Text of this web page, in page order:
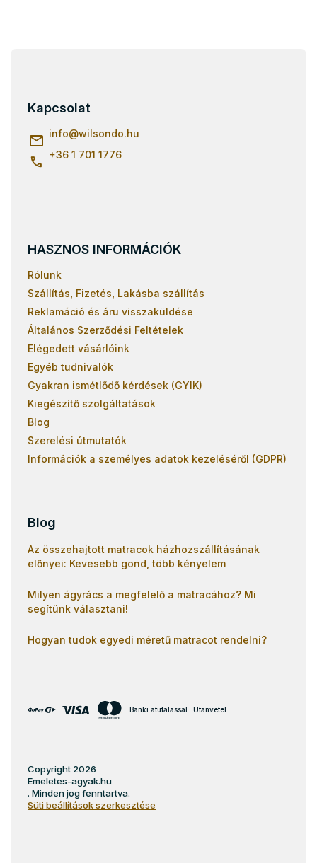
Kapcsolat
info@wilsondo.hu
+36 1 701 1776
HASZNOS INFORMÁCIÓK
Rólunk
Szállítás, Fizetés, Lakásba szállítás
Reklamáció és áru visszaküldése
Általános Szerződési Feltételek
Elégedett vásárlóink
Egyéb tudnivalók
Gyakran ismétlődő kérdések (GYIK)
Kiegészítő szolgáltatások
Blog
Szerelési útmutatók
Információk a személyes adatok kezeléséről (GDPR)
Blog
Az összehajtott matracok házhozszállításának
előnyei: Kevesebb gond, több kényelem
Milyen ágyrács a megfelelő a matracához? Mi
segítünk választani!
Hogyan tudok egyedi méretű matracot rendelni?
Banki átutalással Utánvétel
Copyright 2026
Emeletes-agyak.hu
. Minden jog fenntartva.
Süti beállítások szerkesztése